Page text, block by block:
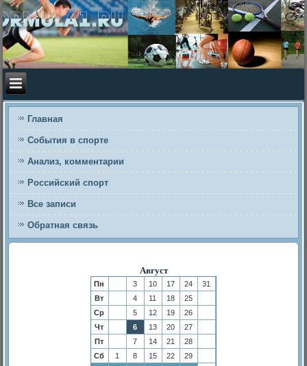
Главная
События в спорте
Анализ, комментарии
Российский спорт
Все записи
Обратная связь
Август
Пн 3 10 17 24
31
Вт
4 11 18
25
Ср
5 12 19
26
Чт
6 13 20
27
Пт
7 14 21
28
Сб
1 8 15 22
29